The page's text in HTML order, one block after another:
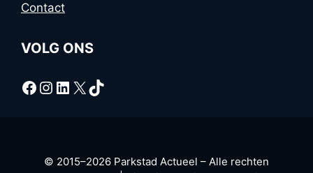
Contact
VOLG ONS
Facebook
Instagram
LinkedIn
X TikTok
© 2015–2026 Parkstad Actueel – Alle rechten